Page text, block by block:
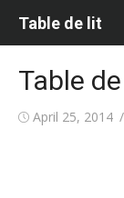
Table de lit
Table
Posted
April 25, 2014